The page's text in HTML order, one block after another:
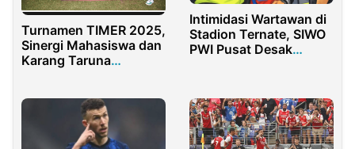
Turnamen TIMER 2025,
Sinergi Mahasiswa dan
Karang Taruna
Intimidasi Wartawan di
Stadion Ternate, SIWO
PWI Pusat Desak